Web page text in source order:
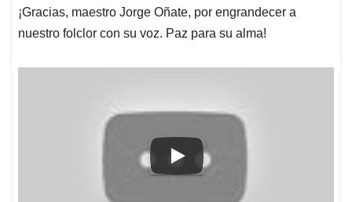
¡Gracias, maestro Jorge Oñate, por engrandecer a
nuestro folclor con su voz. Paz para su alma!